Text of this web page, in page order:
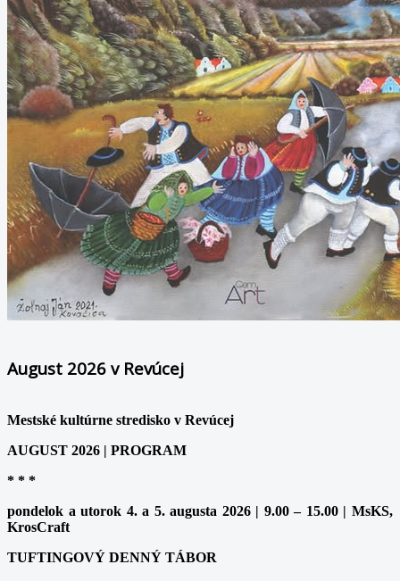
August 2026 v Revúcej
Mestské kultúrne stredisko v Revúcej
AUGUST 2026 | PROGRAM
* * *
pondelok a utorok 4. a 5. augusta 2026 | 9.00 – 15.00 | MsKS,
KrosCraft
TUFTINGOVÝ DENNÝ TÁBOR